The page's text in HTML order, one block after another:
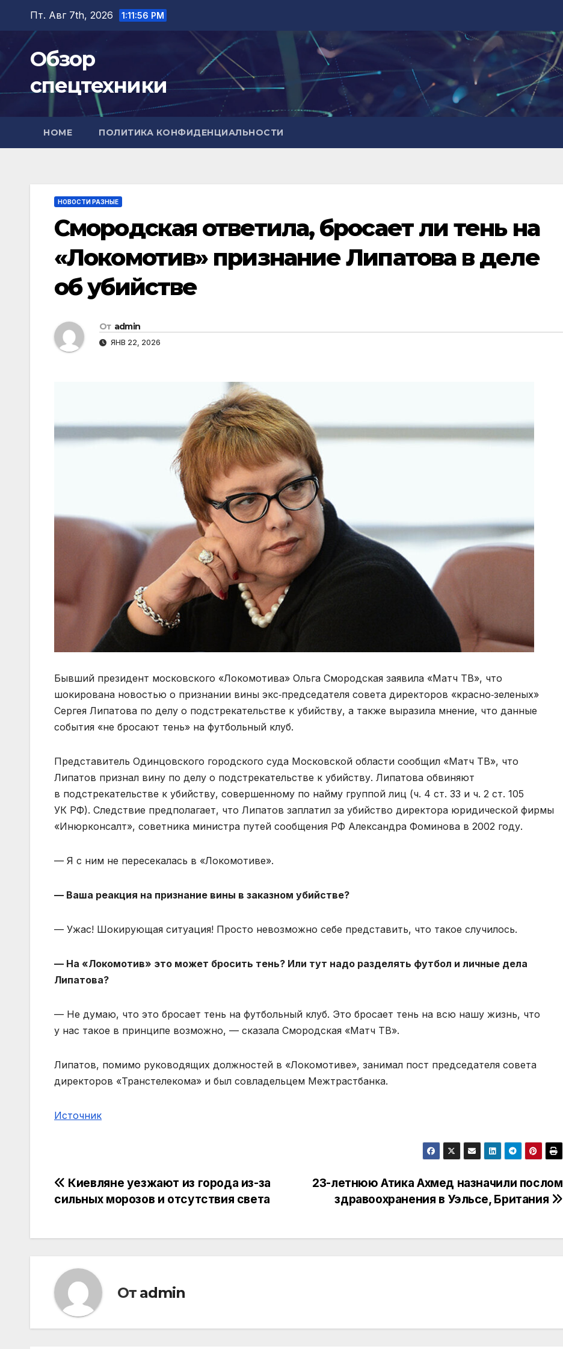
Перейти
содержимому
Пт. Авг 7th, 2026 1:11:58 PM
Обзор
спецтехники
HOME ПОЛИТИКА КОНФИДЕНЦИАЛЬНОСТИ
НОВОСТИ РАЗНЫЕ
Смородская ответила, бросает ли тень на
«Локомотив» признание Липатова в деле
об убийстве
От admin
ЯНВ 22, 2026
Бывший президент московского «Локомотива» Ольга Смородская заявила «Матч ТВ», что
шокирована новостью о признании вины экс‑председателя совета директоров «красно‑зеленых»
Сергея Липатова по делу о подстрекательстве к убийству, а также выразила мнение, что данные
события «не бросают тень» на футбольный клуб.
Представитель Одинцовского городского суда Московской области сообщил «Матч ТВ», что
Липатов признал вину по делу о подстрекательстве к убийству. Липатова обвиняют
в подстрекательстве к убийству, совершенному по найму группой лиц (ч. 4 ст. 33 и ч. 2 ст. 105
УК РФ). Следствие предполагает, что Липатов заплатил за убийство директора юридической фирмы
«Инюрконсалт», советника министра путей сообщения РФ Александра Фоминова в 2002 году.
— Я с ним не пересекалась в «Локомотиве».
— Ваша реакция на признание вины в заказном убийстве?
— Ужас! Шокирующая ситуация! Просто невозможно себе представить, что такое случилось.
— На «Локомотив» это может бросить тень? Или тут надо разделять футбол и личные дела
Липатова?
— Не думаю, что это бросает тень на футбольный клуб. Это бросает тень на всю нашу жизнь, что
у нас такое в принципе возможно, — сказала Смородская «Матч ТВ».
Липатов, помимо руководящих должностей в «Локомотиве», занимал пост председателя совета
директоров «Транстелекома» и был совладельцем Межтрастбанка.
Источник
Навигация
записям
23-летнюю Атика Ахмед назначили послом
здравоохранения в Уэльсе, Британия
Киевляне уезжают из города из-за
сильных морозов и отсутствия света
От admin